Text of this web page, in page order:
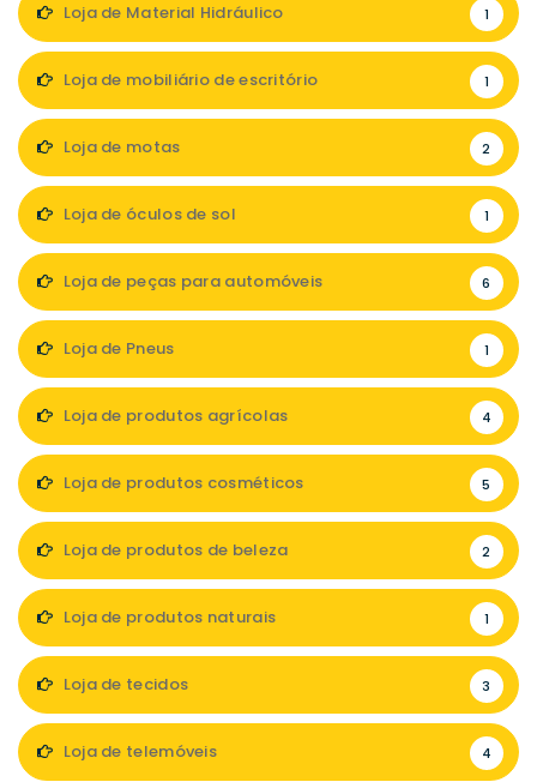
Loja de Material Hidráulico 1
Loja de mobiliário de escritório 1
Loja de motas 2
Loja de óculos de sol 1
Loja de peças para automóveis 6
Loja de Pneus 1
Loja de produtos agrícolas 4
Loja de produtos cosméticos 5
Loja de produtos de beleza 2
Loja de produtos naturais 1
Loja de tecidos 3
Loja de telemóveis 4